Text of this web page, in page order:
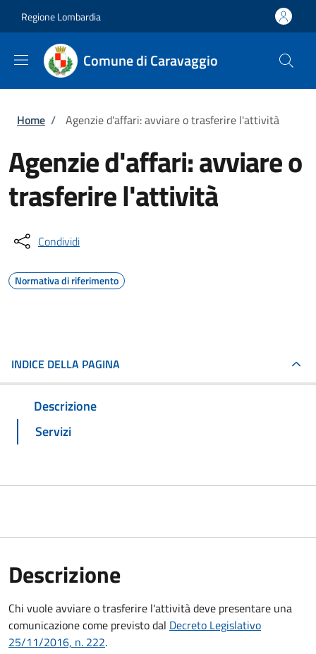
Regione Lombardia
Comune di Caravaggio
Briciole di pane
Home / Agenzie d'affari: avviare o trasferire l'attività
Agenzie d'affari: avviare o
trasferire l'attività
Condividi
Normativa di riferimento
INDICE DELLA PAGINA
Descrizione
Servizi
Descrizione
Chi vuole avviare o trasferire l'attività deve presentare una
comunicazionecome previsto dal Decreto Legislativo
25/11/2016, n. 222.